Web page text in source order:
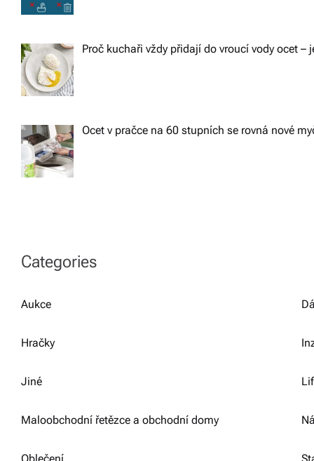
Proč kuchaři vždy přidají do vroucí vody ocet –
Ocet v pračce na 60 stupních se rovná nové
Categories
Aukce
Hračky
Jiné
Maloobchodní řetězce a obchodní domy